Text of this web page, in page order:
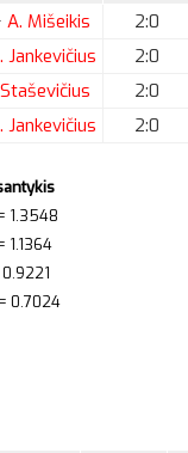
A. Mišeikis 2:0
Jankevičius 2:0
Staševičius 2:0
Jankevičius 2:0
1.3548
1.1364
0.9221
= 0.7024